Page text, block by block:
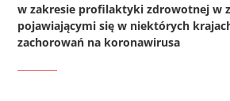
w zakresie profilaktyki zdrowotnej w
pojawiającymi się w niektórych
zachorowań na koronawirusa